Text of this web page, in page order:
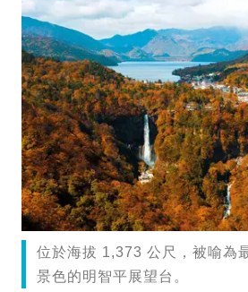
位於海拔 1,373 公尺，被喻為
景色的明智平展望台。